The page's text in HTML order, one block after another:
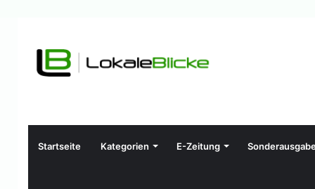
Startseite Kategorien E-Zeitung